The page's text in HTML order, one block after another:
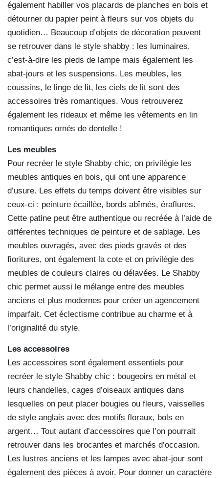
également habiller vos placards de planches en bois et
détourner du papier peint à fleurs sur vos objets du
quotidien… Beaucoup d’objets de décoration peuvent
se retrouver dans le style shabby : les luminaires,
c’est-à-dire les pieds de lampe mais également les
abat-jours et les suspensions. Les meubles, les
coussins, le linge de lit, les ciels de lit sont des
accessoires très romantiques. Vous retrouverez
également les rideaux et même les vêtements en lin
romantiques ornés de dentelle !
Les meubles
Pour recréer le style Shabby chic, on privilégie les
meubles antiques en bois, qui ont une apparence
d’usure. Les effets du temps doivent être visibles sur
ceux-ci : peinture écaillée, bords abîmés, éraflures.
Cette patine peut être authentique ou recréée à l’aide de
différentes techniques de peinture et de sablage. Les
meubles ouvragés, avec des pieds gravés et des
fioritures, ont également la cote et on privilégie des
meubles de couleurs claires ou délavées. Le Shabby
chic permet aussi le mélange entre des meubles
anciens et plus modernes pour créer un agencement
imparfait. Cet éclectisme contribue au charme et à
l’originalité du style.
Les accessoires
Les accessoires sont également essentiels pour
recréer le style Shabby chic : bougeoirs en métal et
leurs chandelles, cages d’oiseaux antiques dans
lesquelles on peut placer bougies ou fleurs, vaisselles
de style anglais avec des motifs floraux, bols en
argent… Tout autant d’accessoires que l’on pourrait
retrouver dans les brocantes et marchés d’occasion.
Les lustres anciens et les lampes avec abat-jour sont
également des pièces à avoir. Pour donner un caractère